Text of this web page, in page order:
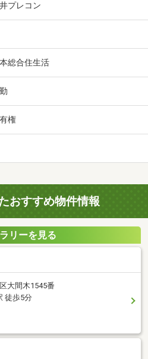
プレコン
総合住生活
権
おすすめ物件情報
リーを見る
大間木1545番
徒歩5分